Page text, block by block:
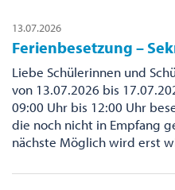
13.07.2026
Ferienbesetzung –
Liebe Schülerinnen und
von 13.07.2026 bis
09:00 Uhr bis 12:00 Uhr
die noch nicht in Empfang
nächste Möglich wird erst